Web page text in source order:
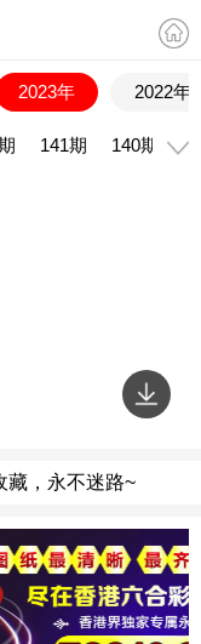
2023年 2022年
141期 140期
藏，永不迷路~